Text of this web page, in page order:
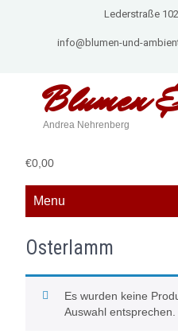
Lederstraße
info@blumen-und-
Blumen
Andrea Nehrenberg
€0,00
Menu
Osterlamm
Es wurden keine
Auswahl entsprechen.